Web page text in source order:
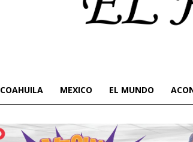
COAHUILA MEXICO EL MUNDO